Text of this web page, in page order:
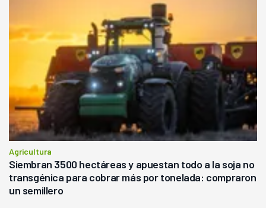
Agricultura
Siembran 3500 hectáreas y apuestan todo a la soja no
transgénica para cobrar más por tonelada: compraron
un semillero